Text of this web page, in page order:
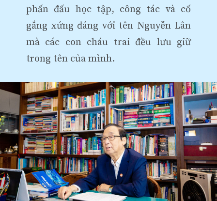
phấn đấu học tập, công tác và cố
gắng xứng đáng với tên Nguyễn Lân
mà các con cháu trai đều lưu giữ
trong tên của mình.